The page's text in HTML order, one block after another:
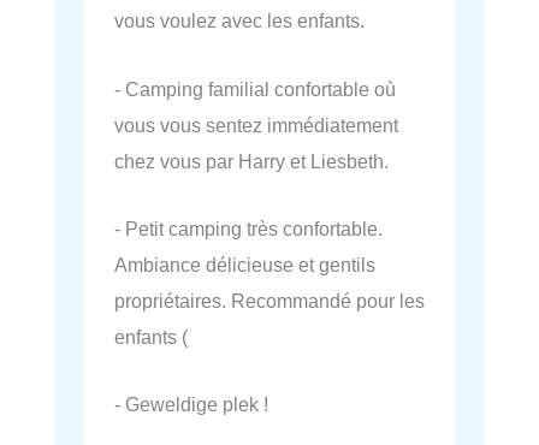
vous voulez avec les enfants.
- Camping familial confortable où
vous vous sentez immédiatement
chez vous par Harry et Liesbeth.
- Petit camping très confortable.
Ambiance délicieuse et gentils
propriétaires. Recommandé pour les
enfants (
- Geweldige plek !